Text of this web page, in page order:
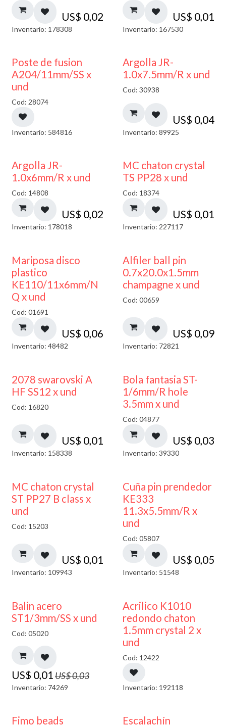
US$ 0,02
Inventario: 178308
US$ 0,01
Inventario: 167530
Poste de fusion
A204/11mm/SS x
und
Cod: 28074
Inventario: 584816
Argolla JR-
1.0x7.5mm/R x und
Cod: 30938
US$ 0,04
Inventario: 89925
Argolla JR-
1.0x6mm/R x und
Cod: 14808
US$ 0,02
Inventario: 178018
MC chaton crystal
TS PP28 x und
Cod: 18374
US$ 0,01
Inventario: 227117
Mariposa disco
plastico
KE110/11x6mm/N
Q x und
Cod: 01691
US$ 0,06
Inventario: 48482
Alfiler ball pin
0.7x20.0x1.5mm
champagne x und
Cod: 00659
US$ 0,09
Inventario: 72821
2078 swarovski A
HF SS12 x und
Cod: 16820
US$ 0,01
Inventario: 158338
Bola fantasia ST-
1/6mm/R hole
3.5mm x und
Cod: 04877
US$ 0,03
Inventario: 39330
MC chaton crystal
ST PP27 B class x
und
Cod: 15203
US$ 0,01
Inventario: 109943
Cuña pin prendedor
KE333
11.3x5.5mm/R x
und
Cod: 05807
US$ 0,05
Inventario: 51548
50% DESCUENTO
Balin acero
ST1/3mm/SS x und
Cod: 05020
US$ 0,01US$0,03
Inventario: 74269
50% DESCUENTO
Acrilico K1010
redondo chaton
1.5mm crystal 2 x
und
Cod: 12422
Inventario: 192118
Fimo beads
Escalachín